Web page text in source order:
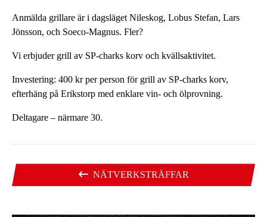
Anmälda grillare är i dagsläget Nileskog, Lobus Stefan, Lars
Jönsson, och Soeco-Magnus. Fler?
Vi erbjuder grill av SP-charks korv och kvällsaktivitet.
Investering: 400 kr per person för grill av SP-charks korv,
efterhäng på Erikstorp med enklare vin- och ölprovning.
Deltagare – närmare 30.
NÄTVERKSTRÄFFAR